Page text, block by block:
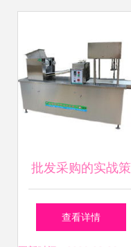
批发采购的实战策
略\n集体定更是降
查看详情